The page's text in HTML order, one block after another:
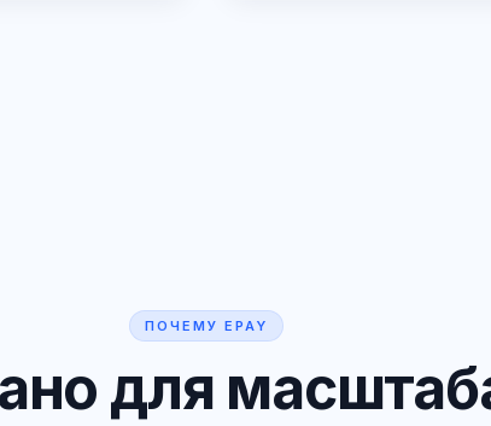
ПОЧЕМУ EPAY
для